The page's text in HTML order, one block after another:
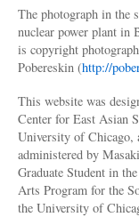
The photograph in the
nuclear power plant in
is copyright
Pobereskin (http://
This website was
Center for East Asian
University of Chicago,
administered by
Graduate Student in
Arts Program for the
the University of